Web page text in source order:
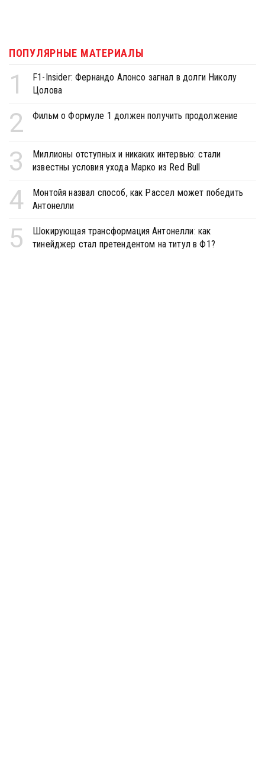
ПОПУЛЯРНЫЕ МАТЕРИАЛЫ
1
F1-Insider: Фернандо Алонсо загнал в долги Николу
Цолова
2 Фильм о Формуле 1 должен получить продолжение
3
Миллионы отступных и никаких интервью: стали
известны условия ухода Марко из Red Bull
4
Монтойя назвал способ, как Рассел может победить
Антонелли
5
Шокирующая трансформация Антонелли: как
тинейджер стал претендентом на титул в Ф1?